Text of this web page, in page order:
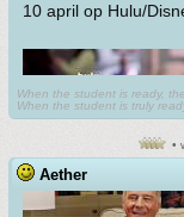
10 april op Hulu/
When the student is ready,
When the student is truly
•
Aether